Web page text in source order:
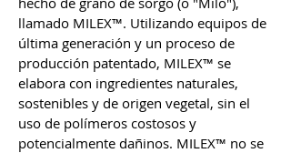
llamado MILEX™. Utilizando equipos de
última generación y un proceso de
producción patentado, MILEX™ se
elabora con ingredientes naturales,
sostenibles y de origen vegetal, sin el
uso de polímeros costosos y
potencialmente dañinos. MILEX™ no se